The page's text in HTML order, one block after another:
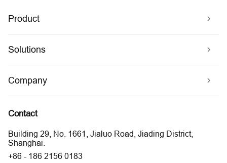
Product
Solutions
Company
Contact
Building 29, No. 1661, Jialuo Road, Jiading District,
Shanghai.
+86 - 186 2156 0183